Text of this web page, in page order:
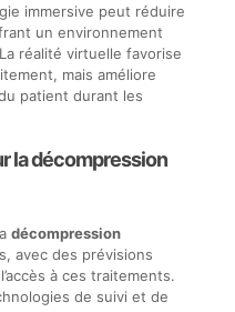
immersive peut réduire
un environnement
réalité virtuelle favorise
mais améliore
patient durant les
la décompression
décompression
avec des prévisions
à ces traitements.
de suivi et de